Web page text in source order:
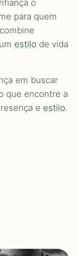
o
para quem
estilo de vida
em buscar
que encontre a
e estilo.